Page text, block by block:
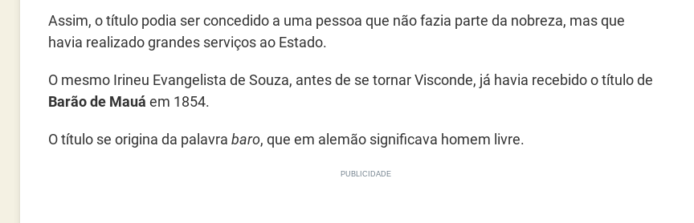
Assim, o título podia ser concedido a uma pessoa que não fazia parte da nobreza, mas que
havia realizado grandes serviços ao Estado.
O mesmo Irineu Evangelista de Souza, antes de se tornar Visconde, já havia recebido o título de
Barão de Mauá em 1854.
O título se origina da palavra baro, que em alemão significava homem livre.